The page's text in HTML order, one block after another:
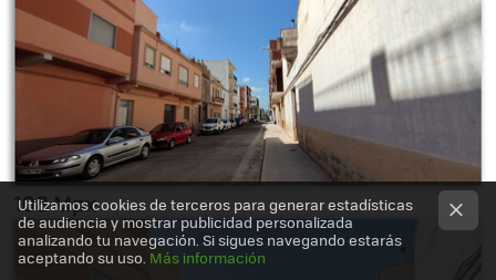
Utilizamos cookies de terceros para generar estadísticas
de audiencia y mostrar publicidad personalizada
analizando tu navegación. Si sigues navegando estarás
aceptando su uso. Más información